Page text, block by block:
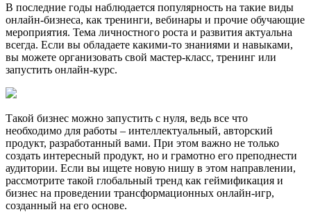
В последние годы наблюдается популярность на такие виды
онлайн-бизнеса, как тренинги, вебинары и прочие обучающие
мероприятия. Тема личностного роста и развития актуальна
всегда. Если вы обладаете какими-то знаниями и навыками,
вы можете организовать свой мастер-класс, тренинг или
запустить онлайн-курс.
Такой бизнес можно запустить с нуля, ведь все что
необходимо для работы – интеллектуальный, авторский
продукт, разработанный вами. При этом важно не только
создать интересный продукт, но и грамотно его преподнести
аудитории. Если вы ищете новую нишу в этом направлении,
рассмотрите такой глобальный тренд как геймификация и
бизнес на проведении трансформационных онлайн-игр,
созданный на его основе.